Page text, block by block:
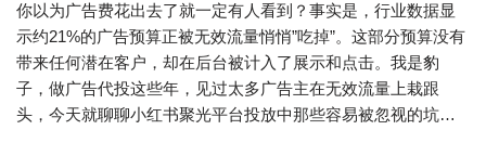
你以为广告费花出去了就一定有人看到？事实是，行业数据显
示约21%的广告预算正被无效流量悄悄”吃掉”。这部分预算没有
带来任何潜在客户，却在后台被计入了展示和点击。我是豹
子，做广告代投这些年，见过太多广告主在无效流量上栽跟
头，今天就聊聊小红书聚光平台投放中那些容易被忽视的坑…